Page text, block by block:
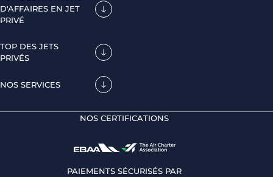
D'AFFAIRES EN JET
PRIVÉ
TOP DES JETS
PRIVÉS
NOS SERVICES
NOS CERTIFICATIONS
PAIEMENTS SÉCURISÉS PAR